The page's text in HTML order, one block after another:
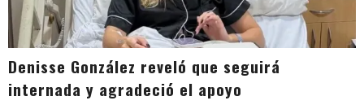
Denisse González reveló que seguirá
internada y agradeció el apoyo